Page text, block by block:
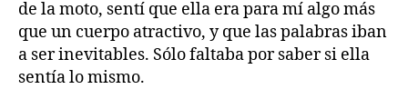
de la moto, sentí que ella era para mí algo más
que un cuerpo atractivo, y que las palabras iban
a ser inevitables. Sólo faltaba por saber si ella
sentía lo mismo.